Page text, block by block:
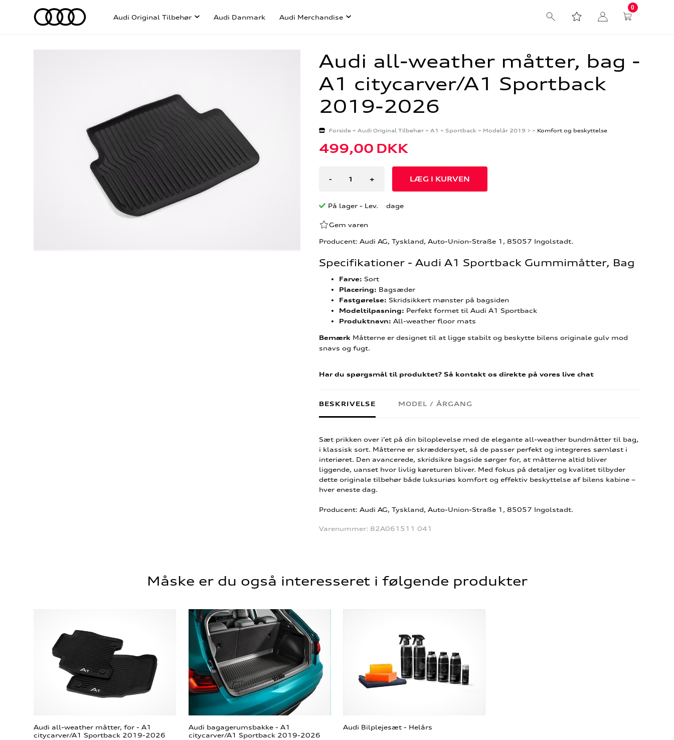
Audi Original Tilbehør Audi Danmark Audi Merchandise
0
Audi all-weather måtter, bag -
A1 citycarver/A1 Sportback
2019-2026
Forside» Audi Original Tilbehør» A1 » Sportback » Modelår 2019 > » Komfort og beskyttelse
499,00 DKK
- +
På lager - Lev. dage
Gem varen
Producent: Audi AG, Tyskland, Auto-Union-Straße 1, 85057 Ingolstadt.
Specifikationer - Audi A1 Sportback Gummimåtter, Bag
Farve: Sort
Placering: Bagsæder
Fastgørelse: Skridsikkert mønster på bagsiden
Modeltilpasning: Perfekt formet til Audi A1 Sportback
Produktnavn: All-weather floor mats
BemærkMåtterne er designet til at ligge stabilt og beskytte bilens originale gulv mod
snavs og fugt.
Har du spørgsmål til produktet? Så kontakt os direkte på vores live chat
BESKRIVELSE MODEL / ÅRGANG
Sæt prikken over i’et på din biloplevelse med de elegante all-weather bundmåtter til bag,
i klassisk sort. Måtterne er skræddersyet, så de passer perfekt og integreres sømløst i
interiøret. Den avancerede, skridsikre bagside sørger for, at måtterne altid bliver
liggende, uanset hvor livlig køreturen bliver. Med fokus på detaljer og kvalitet tilbyder
dette originale tilbehør både luksuriøs komfort og effektiv beskyttelse af bilens kabine –
hver eneste dag.
Producent: Audi AG, Tyskland, Auto-Union-Straße 1, 85057 Ingolstadt.
Varenummer: 82A061511 041
Måske er du også interesseret i følgende produkter
Audi all-weather måtter, for - A1
citycarver/A1 Sportback 2019-2026
Audi bagagerumsbakke - A1
citycarver/A1 Sportback 2019-2026
Audi Bilplejesæt - Helårs